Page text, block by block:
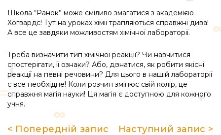
Школа “Ранок” може сміливо змагатися з академією
Хогвардс! Тут на уроках хімії трапляються справжні дива!
А все це завдяки можливостям хімічної лабораторії.
Треба визначити тип хімічної реакції? Чи навчитися
спостерігати, її ознаки? Або, дізнатися, як робити якісні
реакції на певні речовини? Для цього в нашій лабораторії
є все необхідне! Коли розчин змінює свій колір, це
справжня магія науки! Ця магія є доступною для кожного
учня.
< Попередній запис Наступний запис >